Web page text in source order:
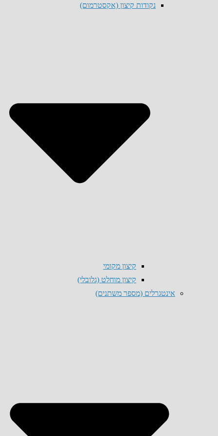
נקודות קיצון (אקסטרמום)
קיצון מקומי
קיצון מוחלט (גלובלי)
אינטגרלים (מספר משתנים)